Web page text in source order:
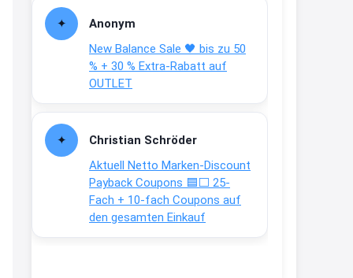
Anonym
New Balance Sale 🖤 bis zu 50
% + 30 % Extra-Rabatt auf
OUTLET
Christian Schröder
Aktuell Netto Marken-Discount
Payback Coupons 🟦⬜ 25-
Fach + 10-fach Coupons auf
den gesamten Einkauf
↩
Joachim
Gratis personalisierte 7-Tage
Ration Micronährstoffe/ Vitamine
↩
Joachim